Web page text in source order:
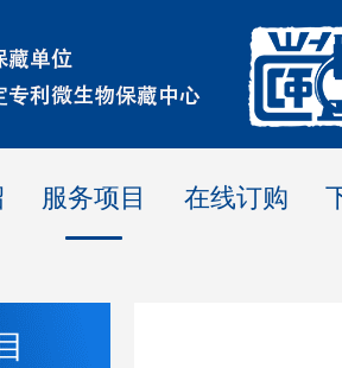
服务项目 在线订购